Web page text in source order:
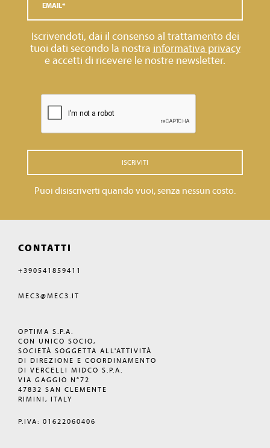
Iscrivendoti, dai il consenso al trattamento dei
tuoi dati secondo la nostra informativa privacy
e accetti di ricevere le nostre newsletter.
ISCRIVITI
Puoi disiscriverti quando vuoi, senza nessun costo.
CONTATTI
+390541859411
MEC3@MEC3.IT
OPTIMA S.P.A.
CON UNICO SOCIO,
SOCIETÀ SOGGETTA ALL'ATTIVITÀ
DI DIREZIONE E COORDINAMENTO
DI VERCELLI MIDCO S.P.A.
VIA GAGGIO N°72
47832 SAN CLEMENTE
RIMINI, ITALY
P.IVA: 01622060406